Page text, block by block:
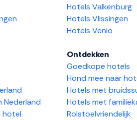
Hotels Valkenburg
Hotels Vlissingen
Hotels Venlo
Nederland
hotel
Ontdekken
Goedkope hotels
Hond mee naar
Hotels met
Hotels met
Rolstoelvriendelijk